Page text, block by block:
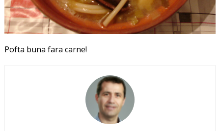
Pofta buna fara carne!